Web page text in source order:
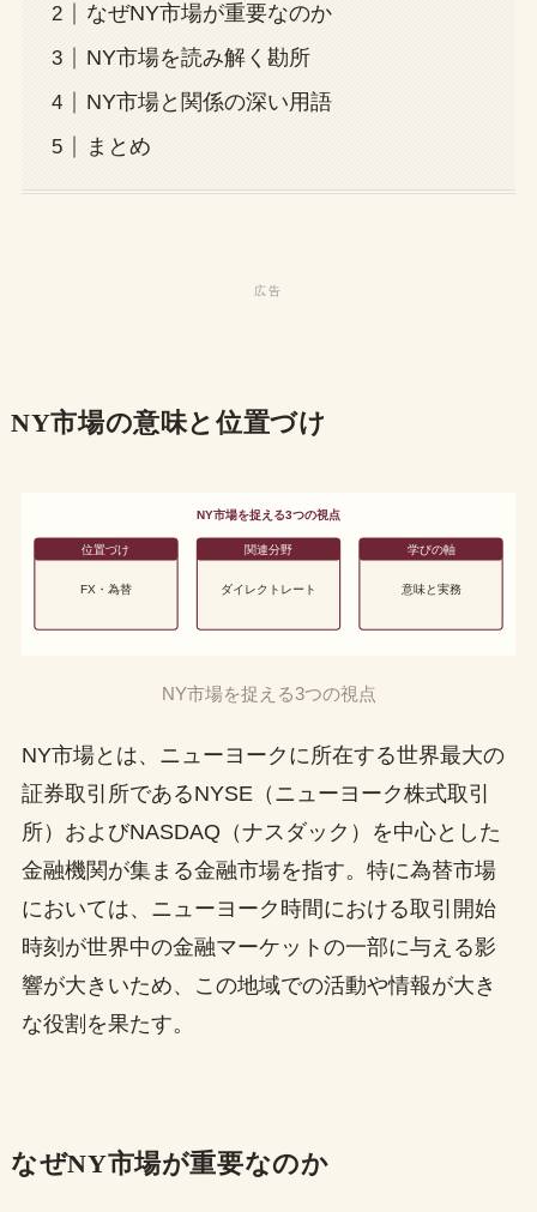
なぜNY市場が重要なのか
NY市場を読み解く勘所
NY市場と関係の深い用語
まとめ
NY市場の意味と位置づけ
NY市場を捉える3つの視点
位置づけ
FX・為替
関連分野
ダイレクトレート
学びの軸
意味と実務
NY市場を捉える3つの視点
NY市場とは、ニューヨークに所在する世界最大の
証券取引所であるNYSE（ニューヨーク株式取引
所）およびNASDAQ（ナスダック）を中心とした
金融機関が集まる金融市場を指す。特に為替市場
においては、ニューヨーク時間における取引開始
時刻が世界中の金融マーケットの一部に与える影
響が大きいため、この地域での活動や情報が大き
な役割を果たす。
なぜNY市場が重要なのか